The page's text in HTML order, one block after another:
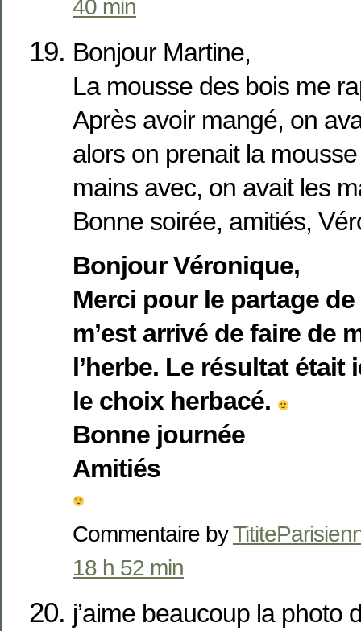
40 min
Bonjour Martine,
La mousse des bois me
Après avoir mangé, on
alors on prenait la
mains avec, on avait les
Bonne soirée, amitiés,
Bonjour Véronique,
Merci pour le partage
m’est arrivé de faire de
l’herbe. Le résultat
le choix herbacé.
Bonne journée
Amitiés
Commentaire by
18 h 52 min
j’aime beaucoup la photo